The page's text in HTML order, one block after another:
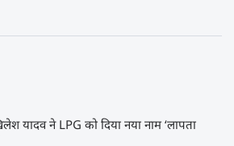
यादव ने LPG को दिया नया नाम ‘लापता